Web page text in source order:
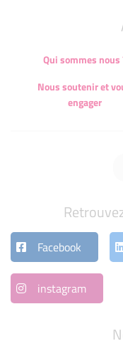
Qui sommes nous
Nous soutenir et
engager
Facebook
instagram